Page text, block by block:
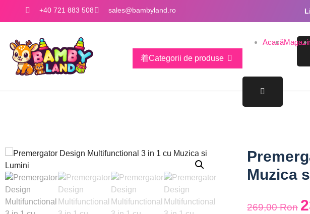
+40 721 883 508 sales@bambyland.ro
Categorii de produse
Acasă
Muzica
269,00Ron